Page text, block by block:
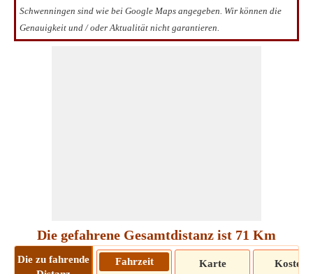
Schwenningen sind wie bei Google Maps angegeben. Wir können die
Genauigkeit und / oder Aktualität nicht garantieren.
Die gefahrene Gesamtdistanz ist 71 Km
Die zu fahrende
Fahrzeit Karte Kosten